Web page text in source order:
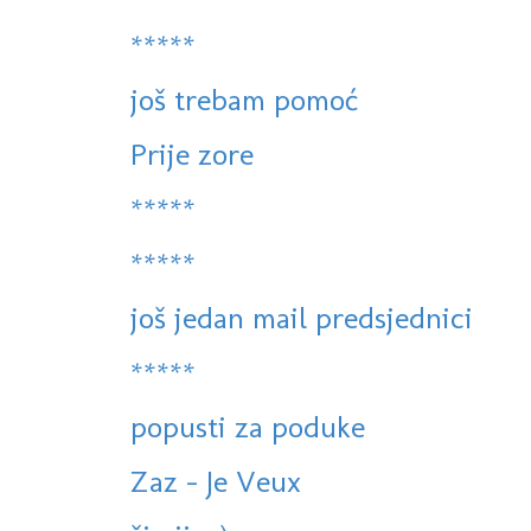
*****
još trebam pomoć
Prije zore
*****
*****
još jedan mail predsjednici
*****
popusti za poduke
Zaz - Je Veux